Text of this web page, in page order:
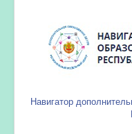
Навигатор